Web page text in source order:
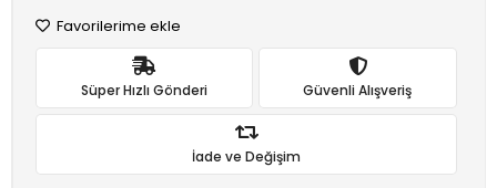
Favorilerime ekle
Süper Hızlı Gönderi Güvenli Alışveriş
İade ve Değişim